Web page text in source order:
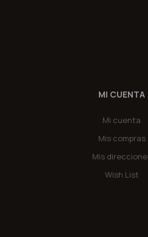
MI CUENTA
Mi cuenta
Mis compras
Mis
Wish List